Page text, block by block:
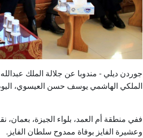
جوردن ديلي - مندوبا عن جلالة الملك
الملكي الهاشمي يوسف حسن العيسوي، اليوم
ففي منطقة أم العمد، بلواء الجيزة،
وعشيرة الفايز بوفاة ممدوح سلطان الفايز.